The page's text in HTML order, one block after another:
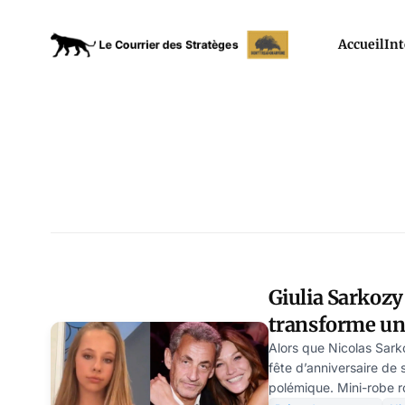
Accueil
Giulia
transforme
Alors que Nicolas
fête d’anniversaire de
polémique. Mini-robe